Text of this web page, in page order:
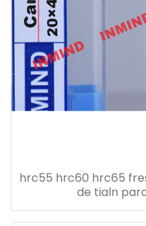
hrc55 hrc60 hrc65
de tialn